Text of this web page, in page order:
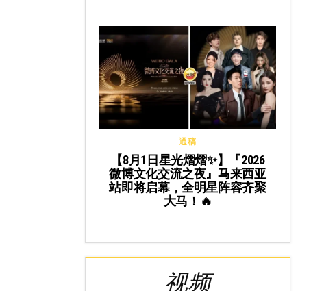
通稿
【8月1日星光熠熠✨】『2026
微博文化交流之夜』马来西亚
站即将启幕，全明星阵容齐聚
大马！🔥
视频